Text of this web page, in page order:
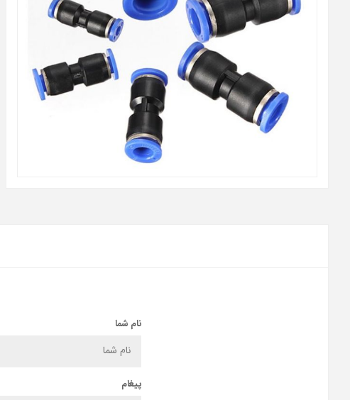
نام شما
پیغام